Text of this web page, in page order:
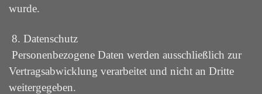
wurde.
8. Datenschutz
Personenbezogene Daten werden ausschließlich zur
Vertragsabwicklung verarbeitet und nicht an Dritte
weitergegeben.